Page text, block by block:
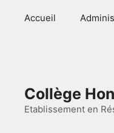
Accueil
Collège
Etablissement en